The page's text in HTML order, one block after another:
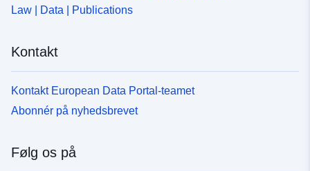
Law | Data | Publications
Kontakt
Kontakt European Data Portal-teamet
Abonnér på nyhedsbrevet
Følg os på